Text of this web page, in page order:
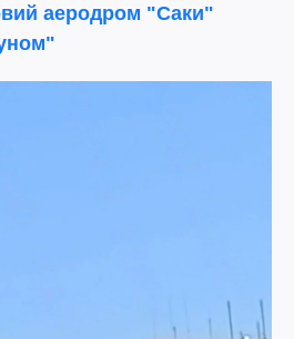
аеродром "Саки"